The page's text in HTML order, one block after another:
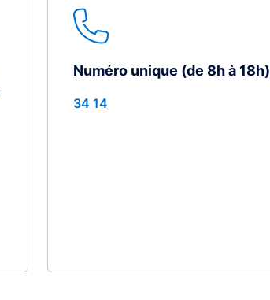
Numéro unique (de 8h à 18h)
34 14